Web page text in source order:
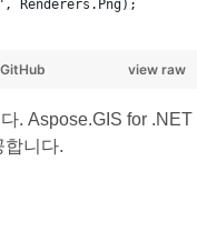
Renderers.Png);
view raw
GitHub
. Aspose.GIS for .NET
합니다.